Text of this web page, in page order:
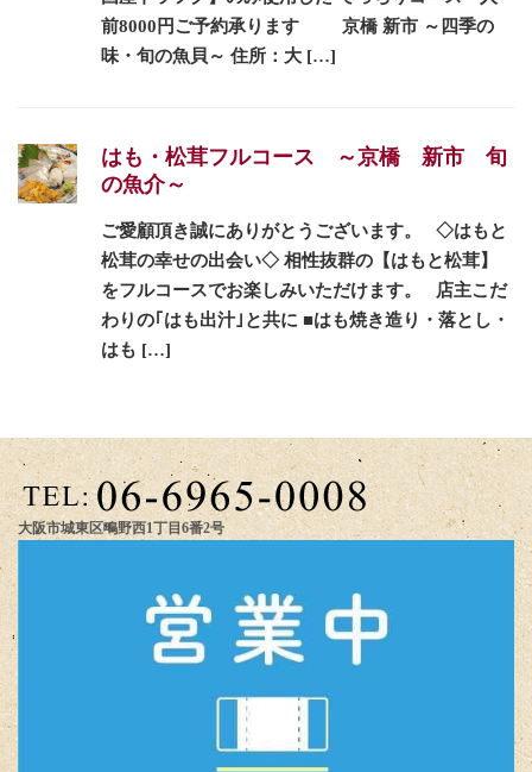
前8000円ご予約承ります 京橋 新市 ～四季の
味・旬の魚貝～ 住所：大 […]
はも・松茸フルコース ～京橋 新市 旬
の魚介～
ご愛顧頂き誠にありがとうございます。 ◇はもと
松茸の幸せの出会い◇ 相性抜群の【はもと松茸】
をフルコースでお楽しみいただけます。 店主こだ
わりの｢はも出汁｣と共に ■はも焼き造り・落とし・
はも […]
大阪市城東区鴫野西1丁目6番2号